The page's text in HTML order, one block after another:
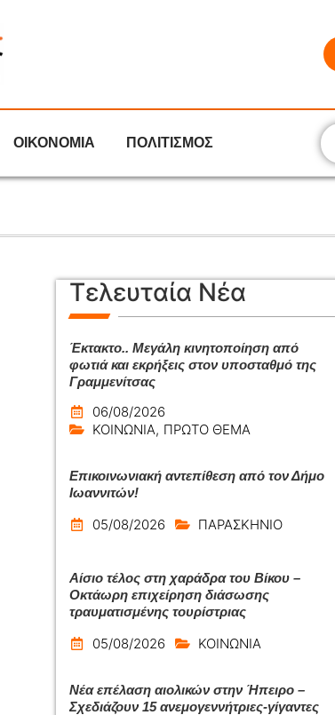
ΟΙΚΟΝΟΜΙΑ ΠΟΛΙΤΙΣΜΟΣ
Τελευταία Νέα
Έκτακτο.. Μεγάλη κινητοποίηση από
φωτιά και εκρήξεις στον υποσταθμό της
Γραμμενίτσας
06/08/2026
ΚΟΙΝΩΝΙΑ, ΠΡΩΤΟ ΘΕΜΑ
Επικοινωνιακή αντεπίθεση από τον Δήμο
Ιωαννιτών!
05/08/2026 ΠΑΡΑΣΚΗΝΙΟ
Αίσιο τέλος στη χαράδρα του Βίκου –
Οκτάωρη επιχείρηση διάσωσης
τραυματισμένης τουρίστριας
05/08/2026 ΚΟΙΝΩΝΙΑ
Νέα επέλαση αιολικών στην Ήπειρο –
Σχεδιάζουν 15 ανεμογεννήτριες-γίγαντες